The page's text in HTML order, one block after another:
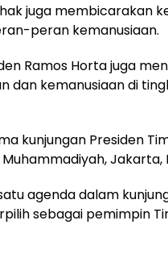
juga membicarakan
peran kemanusiaan.
Ramos Horta juga
kemanusiaan di
kunjungan Presiden
Jakarta,
agenda dalam
sebagai pemimpin